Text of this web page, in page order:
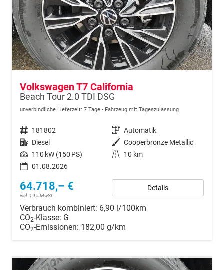
Volkswagen T7 California
Beach Tour 2.0 TDI DSG
unverbindliche Lieferzeit: 7 Tage Fahrzeug mit Tageszulassung
Fahrzeugnr. 181802 Getriebe Automatik
Kraftstoff Diesel Außenfarbe Cooperbronze Metallic
Leistung 110 kW (150 PS) Kilometerstand
10 km
01.08.2026
64.718,– €
incl. 19% MwSt.
Details
Verbrauch kombiniert: 6,90 l/100km
CO2-Klasse: G
CO2-Emissionen: 182,00 g/km